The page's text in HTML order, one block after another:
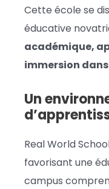
Cette école se
éducative
académique,
immersion
Un
Real World
favorisant une
campus